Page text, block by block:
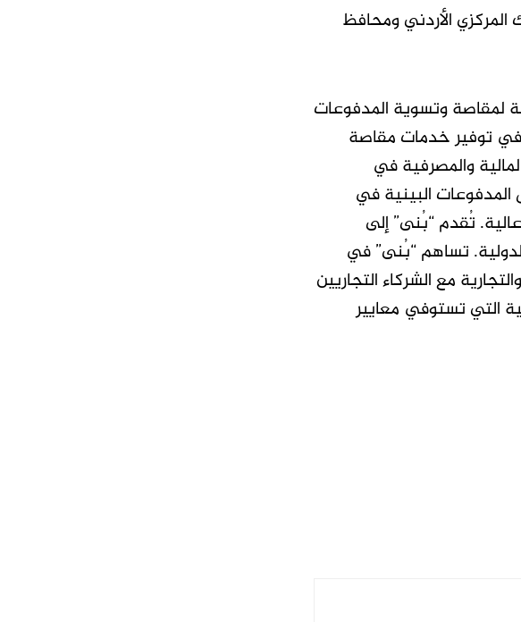
الأردني ومحافظ
لمقاصة وتسوية المدفوعات
في توفير خدمات مقاصة
والمصرفية في
المدفوعات البينية في
تُقدم “بُنى” إلى
تساهم “بُنى” في
مع الشركاء التجاريين
التي تستوفي معايير